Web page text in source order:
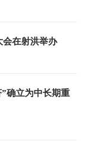
会在射洪举办
确立为中长期重